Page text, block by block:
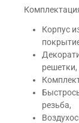
Корпус
решетки,
резьба,